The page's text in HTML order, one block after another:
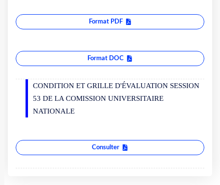
Format PDF
Format DOC
CONDITION ET GRILLE D'ÉVALUATION SESSION
53 DE LA COMISSION UNIVERSITAIRE
NATIONALE
Consulter